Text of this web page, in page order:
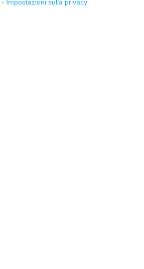
- Impostazioni sulla privacy